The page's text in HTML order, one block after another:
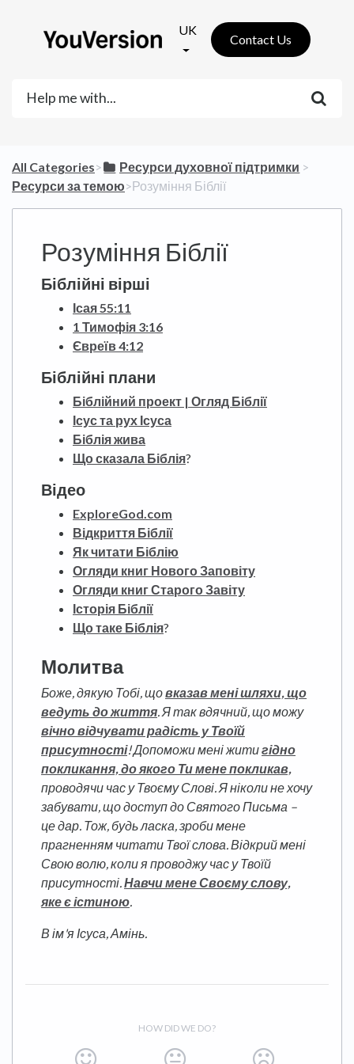
UK
Contact Us
All Categories​>​ ​Ресурси духовної підтримки ​ > ​
Ресурси за темою​>​ Розуміння Біблії
Розуміння Біблії
Біблійні вірші
Ісая 55:11
1 Тимофія 3:16
Євреїв 4:12
Біблійні плани
Біблійний проект | Огляд Біблії
Ісус та рух Ісуса
Біблія жива
Що сказала Біблія?
Відео
ExploreGod.com
Відкриття Біблії
Як читати Біблію
Огляди книг Нового Заповіту
Огляди книг Старого Завіту
Історія Біблії
Що таке Біблія?
Молитва
Боже, дякую Тобі, щовказав мені шляхи, що
ведуть до життя. Я так вдячний, що можу
вічно відчувати радість у Твоїй
присутності! Допоможи мені житигідно
покликання, до якого Ти мене покликав,
проводячи час у Твоєму Слові. Я ніколи не хочу
забувати, що доступ до Святого Письма –
це дар. Тож, будь ласка, зроби мене
прагненням читати Твої слова. Відкрий мені
Свою волю, коли я проводжу час у Твоїй
присутності.Навчи мене Своєму слову,
яке є істиною.
В ім'я Ісуса, Амінь.
HOW DID WE DO?